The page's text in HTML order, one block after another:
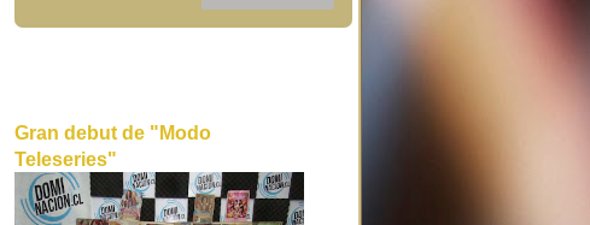
Gran debut de "Modo
Teleseries"